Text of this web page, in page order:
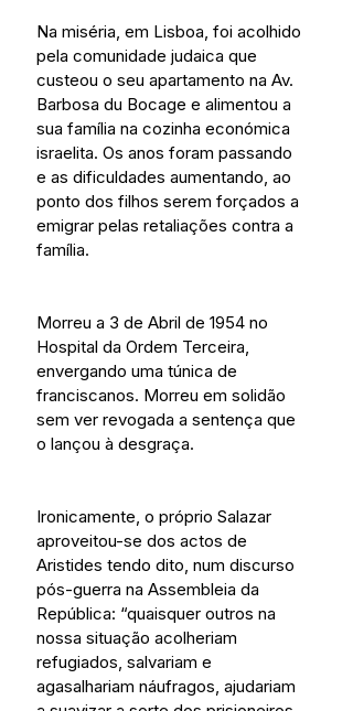
Na miséria, em Lisboa, foi acolhido
pela comunidade judaica que
custeou o seu apartamento na Av.
Barbosa du Bocage e alimentou a
sua família na cozinha económica
israelita. Os anos foram passando
e as dificuldades aumentando, ao
ponto dos filhos serem forçados a
emigrar pelas retaliações contra a
família.
Morreu a 3 de Abril de 1954 no
Hospital da Ordem Terceira,
envergando uma túnica de
franciscanos. Morreu em solidão
sem ver revogada a sentença que
o lançou à desgraça.
Ironicamente, o próprio Salazar
aproveitou-se dos actos de
Aristides tendo dito, num discurso
pós-guerra na Assembleia da
República: “quaisquer outros na
nossa situação acolheriam
refugiados, salvariam e
agasalhariam náufragos, ajudariam